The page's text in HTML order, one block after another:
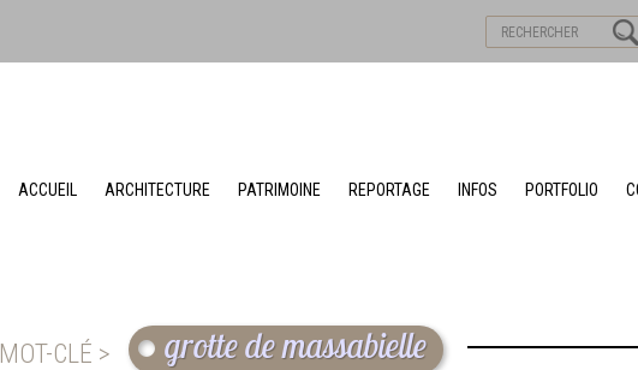
ACCUEIL ARCHITECTURE PATRIMOINE REPORTAGE INFOS PORTFOLIO
MOT-CLÉ > grotte de massabielle